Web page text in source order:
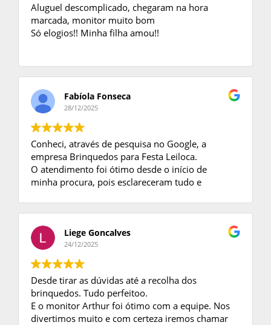
Aluguel descomplicado, chegaram na hora
marcada, monitor muito bom
Só elogios!! Minha filha amou!!
Fabíola Fonseca
28/12/2025
Conheci, através de pesquisa no Google, a
empresa Brinquedos para Festa Leiloca.
O atendimento foi ótimo desde o início de
minha procura, pois esclareceram tudo e
Só tenho a agradecer, as crianças se divertiram
muito com os brinquedos e o monitor foi ótimo.
Liege Goncalves
24/12/2025
Desde tirar as dúvidas até a recolha dos
brinquedos. Tudo perfeitoo.
E o monitor Arthur foi ótimo com a equipe. Nos
divertimos muito e com certeza iremos chamar